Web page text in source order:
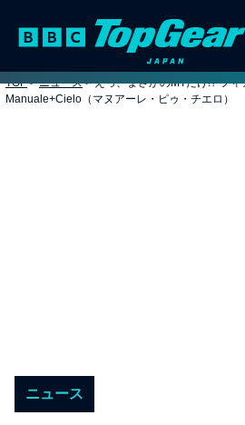
TOP > ニュース > えっ、まさかのMTだけ!? フ
Manuale+Cielo（マヌアーレ・ピゥ・チエロ）
ニュース